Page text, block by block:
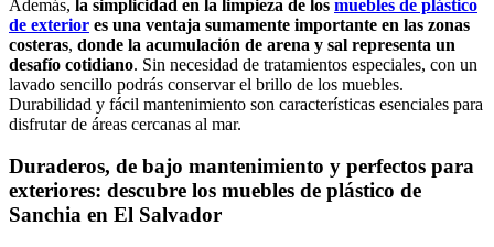
Además, la simplicidad en la limpieza de los muebles de plástico
de exterior es una ventaja sumamente importante en las zonas
costeras, donde la acumulación de arena y sal representa un
desafío cotidiano. Sin necesidad de tratamientos especiales, con un
lavado sencillo podrás conservar el brillo de los muebles.
Durabilidad y fácil mantenimiento son características esenciales para
disfrutar de áreas cercanas al mar.
Duraderos, de bajo mantenimiento y perfectos para
exteriores: descubre los muebles de plástico de
Sanchia en El Salvador